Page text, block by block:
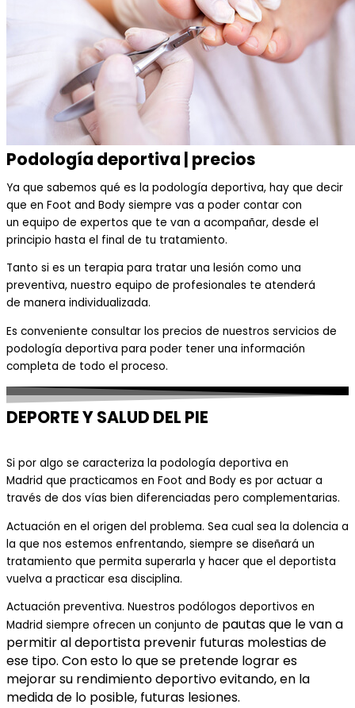
Podología deportiva | precios
Ya que sabemos qué es la podología deportiva, hay que decir
que en Foot and Body siempre vas a poder contar con
un equipo de expertos que te van a acompañar, desde el
principio hasta el final de tu tratamiento.
Tanto si es un terapia para tratar una lesión como una
preventiva, nuestro equipo de profesionales te atenderá
de manera individualizada.
Es conveniente consultar los precios de nuestros servicios de
podología deportiva para poder tener una información
completa de todo el proceso.
DEPORTE Y SALUD DEL PIE
Si por algo se caracteriza la podología deportiva en
Madrid que practicamos en Foot and Body es por actuar a
través de dos vías bien diferenciadas pero complementarias.
Actuación en el origen del problema. Sea cual sea la dolencia a
la que nos estemos enfrentando, siempre se diseñará un
tratamiento que permita superarla y hacer que el deportista
vuelva a practicar esa disciplina.
Actuación preventiva. Nuestros podólogos deportivos en
Madrid siempre ofrecen un conjunto de pautas que le van a
permitir al deportista prevenir futuras molestias de
ese tipo. Con esto lo que se pretende lograr es
mejorar su rendimiento deportivo evitando, en la
medida de lo posible, futuras lesiones.